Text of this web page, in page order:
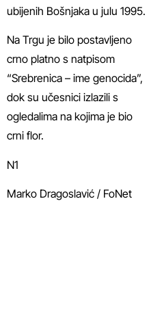
ubijenih Bošnjaka u julu 1995.
Na Trgu je bilo postavljeno
crno platno s natpisom
“Srebrenica – ime genocida”,
dok su učesnici izlazili s
ogledalima na kojima je bio
crni flor.
N1
Marko Dragoslavić / FoNet